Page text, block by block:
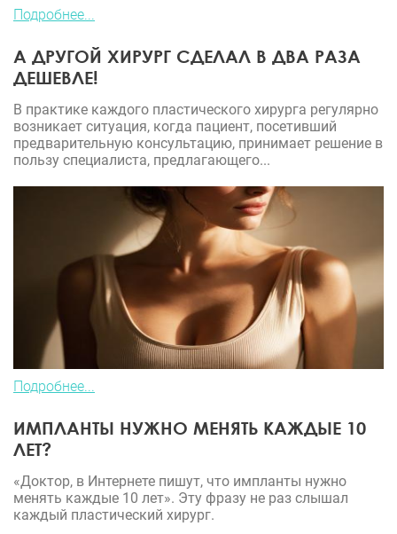
Подробнее...
А ДРУГОЙ ХИРУРГ СДЕЛАЛ В ДВА РАЗА
ДЕШЕВЛЕ!
В практике каждого пластического хирурга регулярно
возникает ситуация, когда пациент, посетивший
предварительную консультацию, принимает решение в
пользу специалиста, предлагающего...
Подробнее...
ИМПЛАНТЫ НУЖНО МЕНЯТЬ КАЖДЫЕ 10
ЛЕТ?
«Доктор, в Интернете пишут, что импланты нужно
менять каждые 10 лет». Эту фразу не раз слышал
каждый пластический хирург.